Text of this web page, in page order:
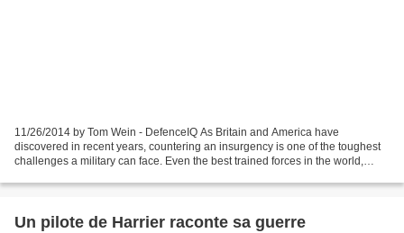
11/26/2014 by Tom Wein - DefenceIQ As Britain and America have
discovered in recent years, countering an insurgency is one of the toughest
challenges a military can face. Even the best trained forces in the world,
Un pilote de Harrier raconte sa guerre